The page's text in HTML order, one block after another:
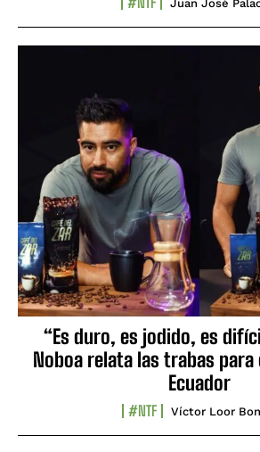
Juan José
“Es duro, es jodido, es
Noboa relata las trabas para
Ecuador
#NTF Víctor Loor